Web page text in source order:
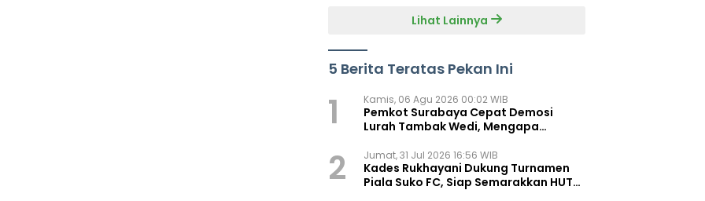
Lihat Lainnya
5 Berita Teratas Pekan Ini
1 Kamis, 06 Agu 2026 00:02 WIB
Pemkot Surabaya Cepat Demosi
Lurah Tambak Wedi, Mengapa
2 Jumat, 31 Jul 2026 16:56 WIB
Kades Rukhayani Dukung Turnamen
Piala Suko FC, Siap Semarakkan HUT